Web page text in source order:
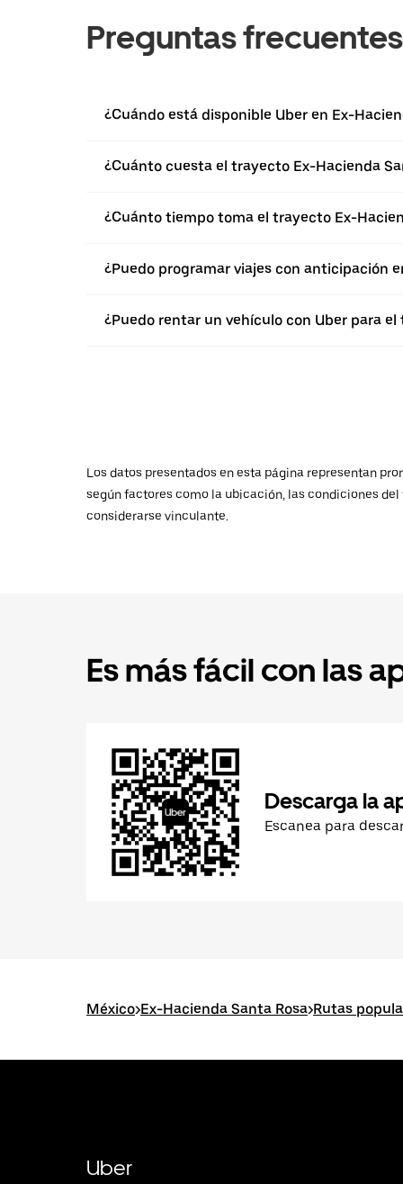
Preguntas frecuentes
¿Cuándo está disponible Uber en Ex-
¿Cuánto cuesta el trayecto Ex-Hacienda
¿Cuánto tiempo toma el trayecto Ex-
¿Puedo programar viajes con anticipación
¿Puedo rentar un vehículo con Uber para
Los datos presentados en esta página representan
según factores como la ubicación, las condiciones
considerarse vinculante.
Es más fácil con las
Descarga la
Escanea para
México>Ex-Hacienda Santa Rosa>Rutas
Uber